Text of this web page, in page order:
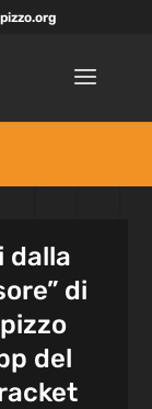
dalla
di
del